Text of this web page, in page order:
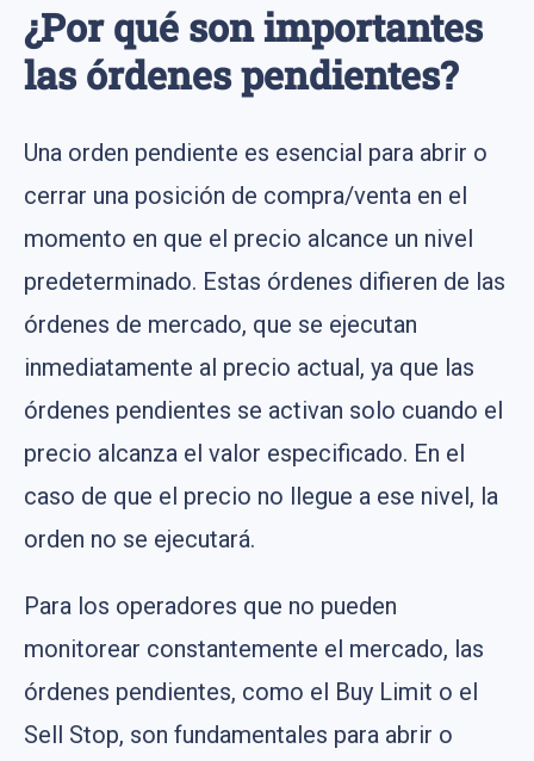
¿Por qué son importantes
las órdenes pendientes?
Una orden pendiente es esencial para abrir o
cerrar una posición de compra/venta en el
momento en que el precio alcance un nivel
predeterminado. Estas órdenes difieren de las
órdenes de mercado, que se ejecutan
inmediatamente al precio actual, ya que las
órdenes pendientes se activan solo cuando el
precio alcanza el valor especificado. En el
caso de que el precio no llegue a ese nivel, la
orden no se ejecutará.
Para los operadores que no pueden
monitorear constantemente el mercado, las
órdenes pendientes, como el Buy Limit o el
Sell Stop, son fundamentales para abrir o